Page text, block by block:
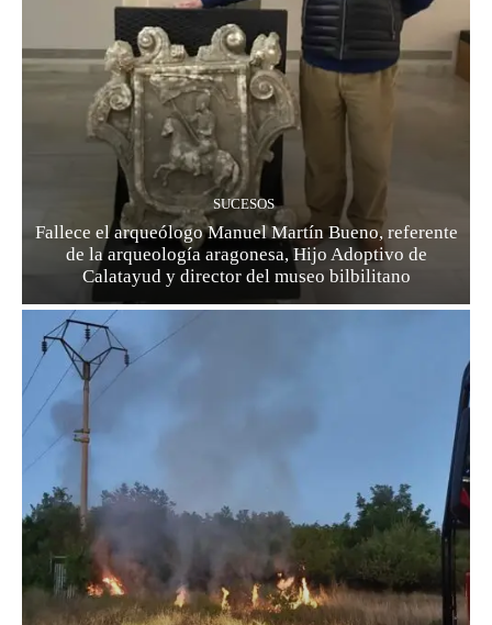
SUCESOS
Fallece el arqueólogo Manuel Martín Bueno, referente
de la arqueología aragonesa, Hijo Adoptivo de
Calatayud y director del museo bilbilitano